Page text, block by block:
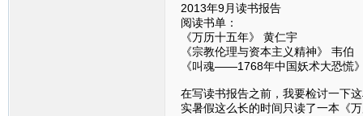
2013年9月读书报告
阅读书单：
《万历十五年》 黄仁宇
《宗教伦理与资本主义精神》 韦伯
《叫魂——1768年中国妖术大恐慌
在写读书报告之前，我要检讨一下
实暑假这么长的时间只读了一本《